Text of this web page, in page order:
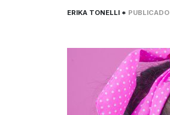
ERIKA TONELLI *